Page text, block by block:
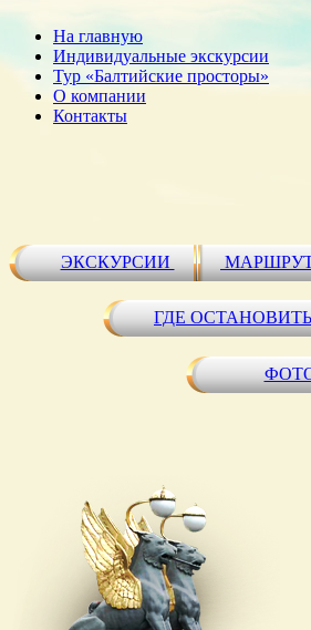
На главную
Индивидуальные экскурсии
Тур «Балтийские просторы»
О компании
Контакты
ЭКСКУРСИИ
ГДЕ